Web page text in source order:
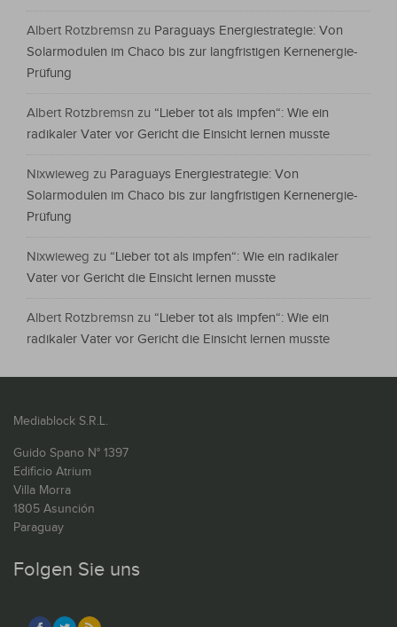
Albert Rotzbremsn zu Paraguays Energiestrategie: Von
Solarmodulen im Chaco bis zur langfristigen Kernenergie-
Prüfung
Albert Rotzbremsn zu “Lieber tot als impfen“: Wie ein
radikaler Vater vor Gericht die Einsicht lernen musste
Nixwieweg zu Paraguays Energiestrategie: Von
Solarmodulen im Chaco bis zur langfristigen Kernenergie-
Prüfung
Nixwieweg zu “Lieber tot als impfen“: Wie ein radikaler
Vater vor Gericht die Einsicht lernen musste
Albert Rotzbremsn zu “Lieber tot als impfen“: Wie ein
radikaler Vater vor Gericht die Einsicht lernen musste
Mediablock S.R.L.
Guido Spano N° 1397
Edificio Atrium
Villa Morra
1805 Asunción
Paraguay
Folgen Sie uns